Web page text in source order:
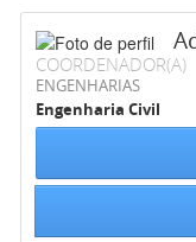
COORDENADOR(A)
ENGENHARIAS
Engenharia Civil